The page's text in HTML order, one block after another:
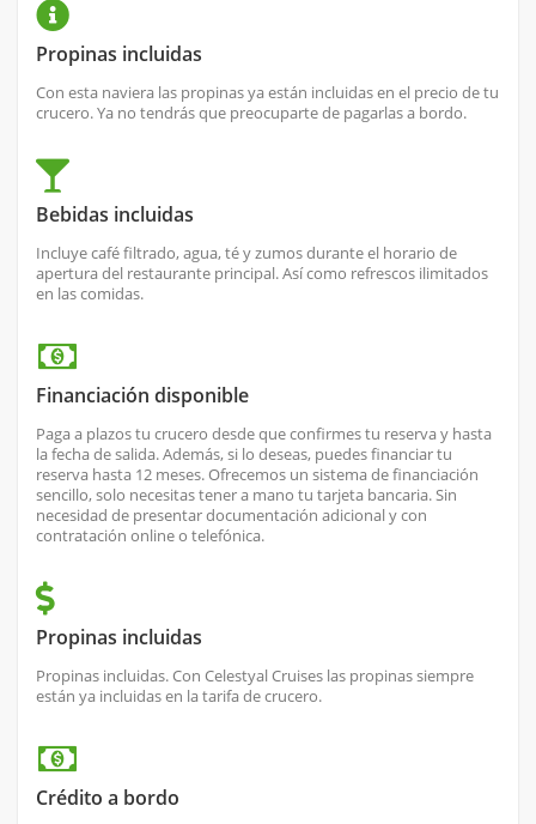
Propinas incluidas
Con esta naviera las propinas ya están incluidas en el precio de tu
crucero. Ya no tendrás que preocuparte de pagarlas a bordo.
Bebidas incluidas
Incluye café filtrado, agua, té y zumos durante el horario de
apertura del restaurante principal. Así como refrescos ilimitados
en las comidas.
Financiación disponible
Paga a plazos tu crucero desde que confirmes tu reserva y hasta
la fecha de salida. Además, si lo deseas, puedes financiar tu
reserva hasta 12 meses. Ofrecemos un sistema de financiación
sencillo, solo necesitas tener a mano tu tarjeta bancaria. Sin
necesidad de presentar documentación adicional y con
contratación online o telefónica.
Propinas incluidas
Propinas incluidas. Con Celestyal Cruises las propinas siempre
están ya incluidas en la tarifa de crucero.
Crédito a bordo